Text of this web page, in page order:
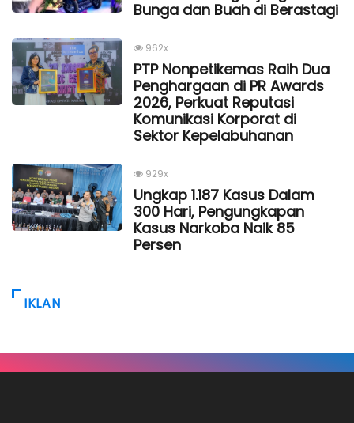
Bunga dan Buah di Berastagi
962x
PTP Nonpetikemas Raih Dua
Penghargaan di PR Awards
2026, Perkuat Reputasi
Komunikasi Korporat di
Sektor Kepelabuhanan
929x
Ungkap 1.187 Kasus Dalam
300 Hari, Pengungkapan
Kasus Narkoba Naik 85
Persen
IKLAN